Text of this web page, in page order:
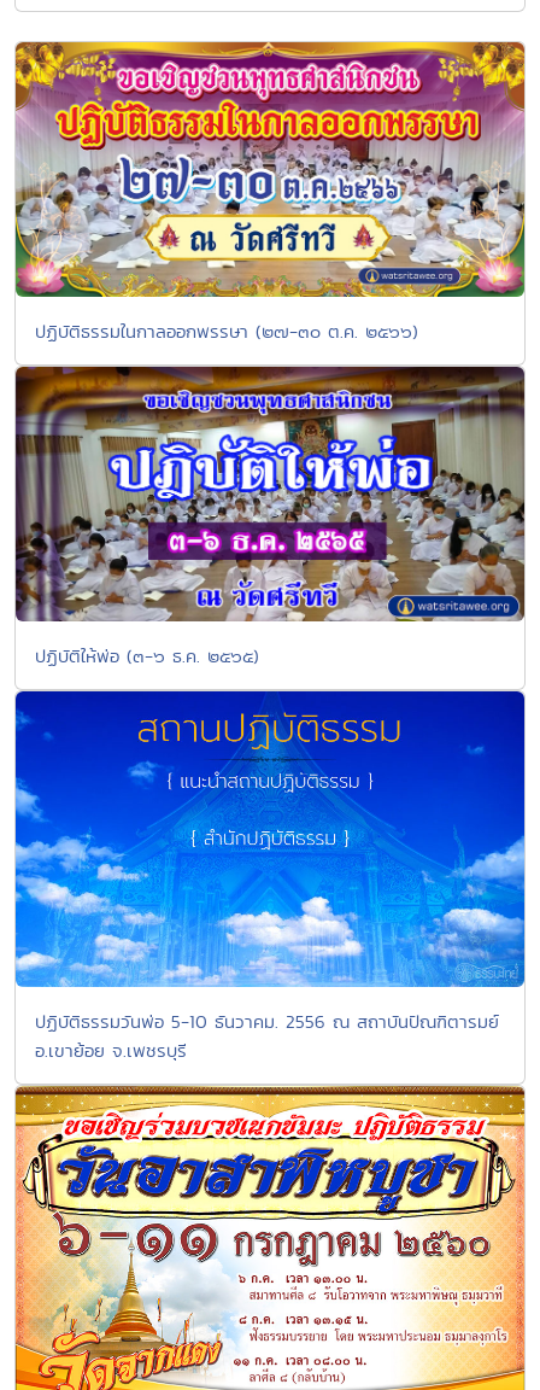
ปฏิบัติธรรมในกาลออกพรรษา (๒๗-๓๐ ต.ค. ๒๕๖๖)
ปฏิบัติให้พ่อ (๓-๖ ธ.ค. ๒๕๖๕)
ปฏิบัติธรรมวันพ่อ 5-10 ธันวาคม. 2556 ณ สถาบันปัณฑิตารมย์
อ.เขาย้อย จ.เพชรบุรี